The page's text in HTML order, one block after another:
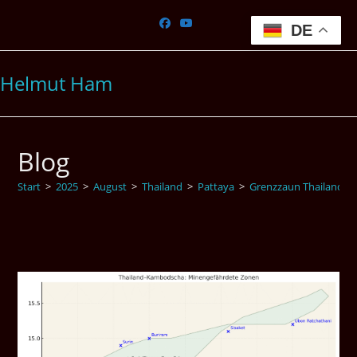
springen
Helmut Ham
Blog
Start > 2025 > August > Thailand > Pattaya > Grenzzaun Thailand
DE